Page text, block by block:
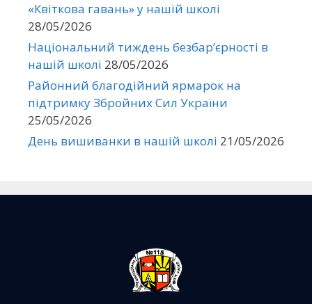
«Квіткова гавань» у нашій школі
28/05/2026
Національний тиждень безбар’єрності в
нашій школі 28/05/2026
Районний благодійний ярмарок на
підтримку Збройних Сил України
25/05/2026
День вишиванки в нашій школі 21/05/2026